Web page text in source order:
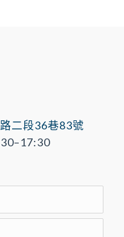
二段36巷83號